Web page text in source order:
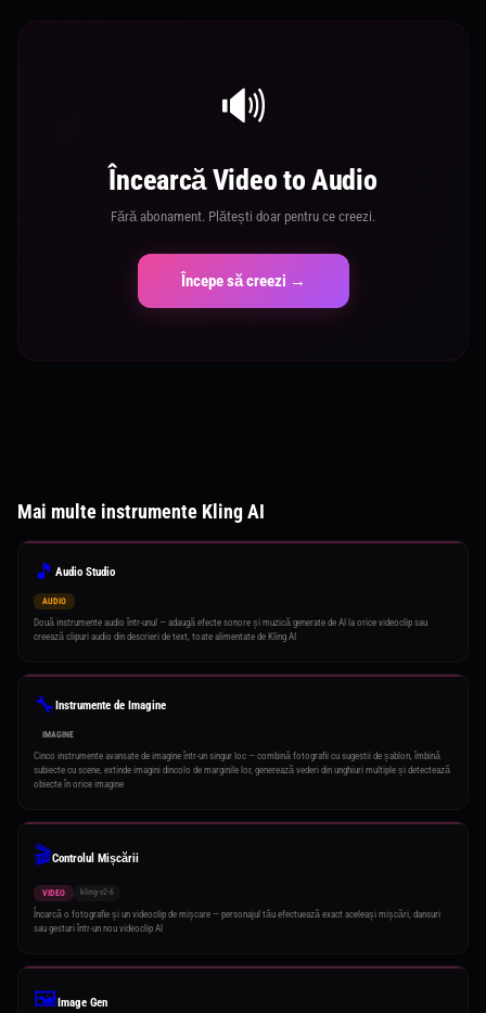
🔊
Încearcă Video to Audio
Fără abonament. Plătești doar pentru ce creezi.
Începe să creezi →
Mai multe instrumente Kling AI
🎵 Audio Studio
AUDIO
Două instrumente audio într-unul — adaugă efecte sonore și muzică generate de AI la orice videoclip sau
creează clipuri audio din descrieri de text, toate alimentate de Kling AI
🔧Instrumente de Imagine
IMAGINE
Cinco instrumente avansate de imagine într-un singur loc — combină fotografii cu sugestii de șablon, îmbină
subiecte cu scene, extinde imagini dincolo de marginile lor, generează vederi din unghiuri multiple și detectează
obiecte în orice imagine
🎬Controlul Mișcării
VIDEO kling-v2-6
Încarcă o fotografie și un videoclip de mișcare — personajul tău efectuează exact aceleași mișcări, dansuri
sau gesturi într-un nou videoclip AI
🖼️Image Gen